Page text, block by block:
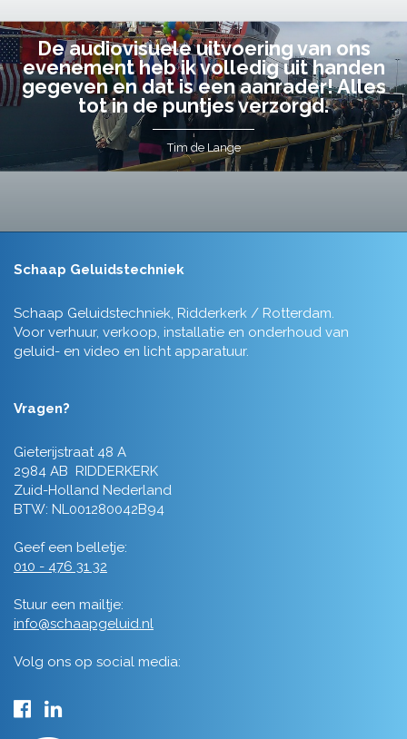
De audiovisuele uitvoering van ons
evenement heb ik volledig uit handen
gegeven en dat is een aanrader! Alles
tot in de puntjes verzorgd.
Tim de Lange
Schaap Geluidstechniek
Schaap Geluidstechniek, Ridderkerk / Rotterdam.
Voor verhuur, verkoop, installatie en onderhoud van
geluid- en video en licht apparatuur.
Vragen?
Gieterijstraat 48 A
2984 AB RIDDERKERK
Zuid-Holland Nederland
BTW: NL001280042B94
Geef een belletje:
010 - 476 31 32
Stuur een mailtje:
info@schaapgeluid.nl
Volg ons op social media: